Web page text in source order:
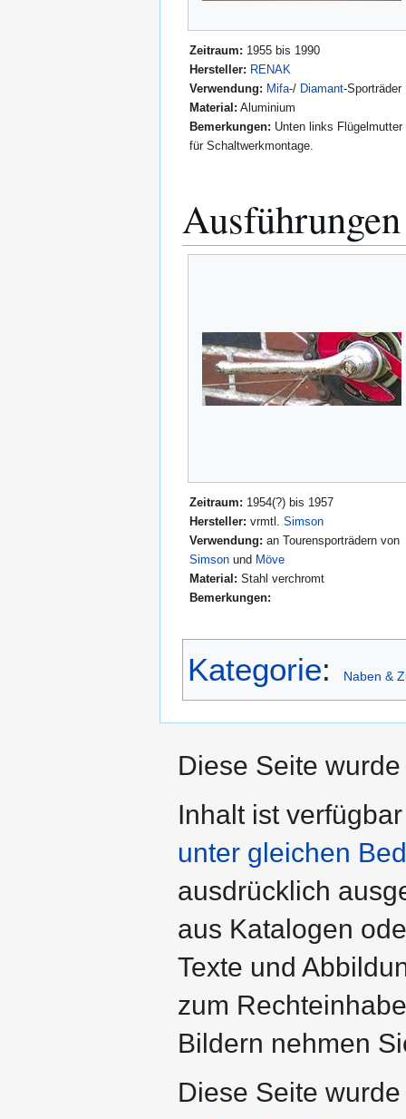
Zeitraum: 1955 bis 1990
Hersteller: RENAK
Verwendung: Mifa-/ Diamant-Sporträder
Material: Aluminium
Bemerkungen: Unten links Flügelmutter
für Schaltwerkmontage.
Zeitraum: 1954(?) bis 1957
Hersteller: vrmtl. Simson
Verwendung: an Tourensporträdern von
Simson und Möve
Material: Stahl verchromt
Bemerkungen:
Kategorie: Naben &
Diese Seite
Inhalt ist
unter gleichen
ausdrücklich
aus Katalogen
Texte und
zum
Bildern nehmen
Diese Seite